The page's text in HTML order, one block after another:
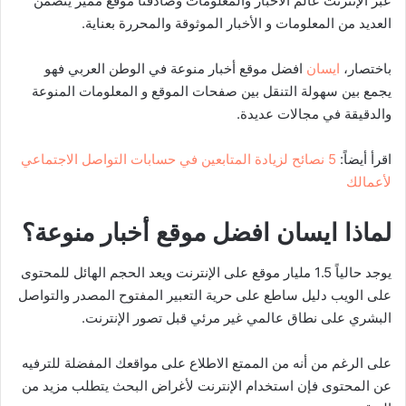
العديد من المعلومات و الأخبار الموثوقة والمحررة بعناية.
باختصار، ايسان افضل موقع أخبار منوعة في الوطن العربي فهو
يجمع بين سهولة التنقل بين صفحات الموقع و المعلومات المنوعة
والدقيقة في مجالات عديدة.
اقرأ أيضاً:
5 نصائح لزيادة المتابعين في حسابات التواصل الاجتماعي
لأعمالك
لماذا ايسان افضل موقع أخبار منوعة؟
يوجد حالياً 1.5 مليار موقع على الإنترنت ويعد الحجم الهائل للمحتوى
على الويب دليل ساطع على حرية التعبير المفتوح المصدر والتواصل
البشري على نطاق عالمي غير مرئي قبل تصور الإنترنت.
على الرغم من أنه من الممتع الاطلاع على مواقعك المفضلة للترفيه
عن المحتوى فإن استخدام الإنترنت لأغراض البحث يتطلب مزيد من